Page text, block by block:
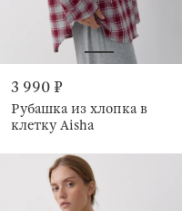
3 990 ₽
Рубашка из хлопка в
клетку Aisha